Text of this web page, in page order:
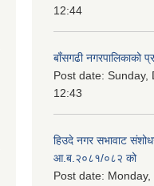
12:44
बाँसगढी नगरपालिकाको
Post date: Sunday,
12:43
हिउदे नगर सभावाट
आ.ब.२०८१/०८२ को
Post date: